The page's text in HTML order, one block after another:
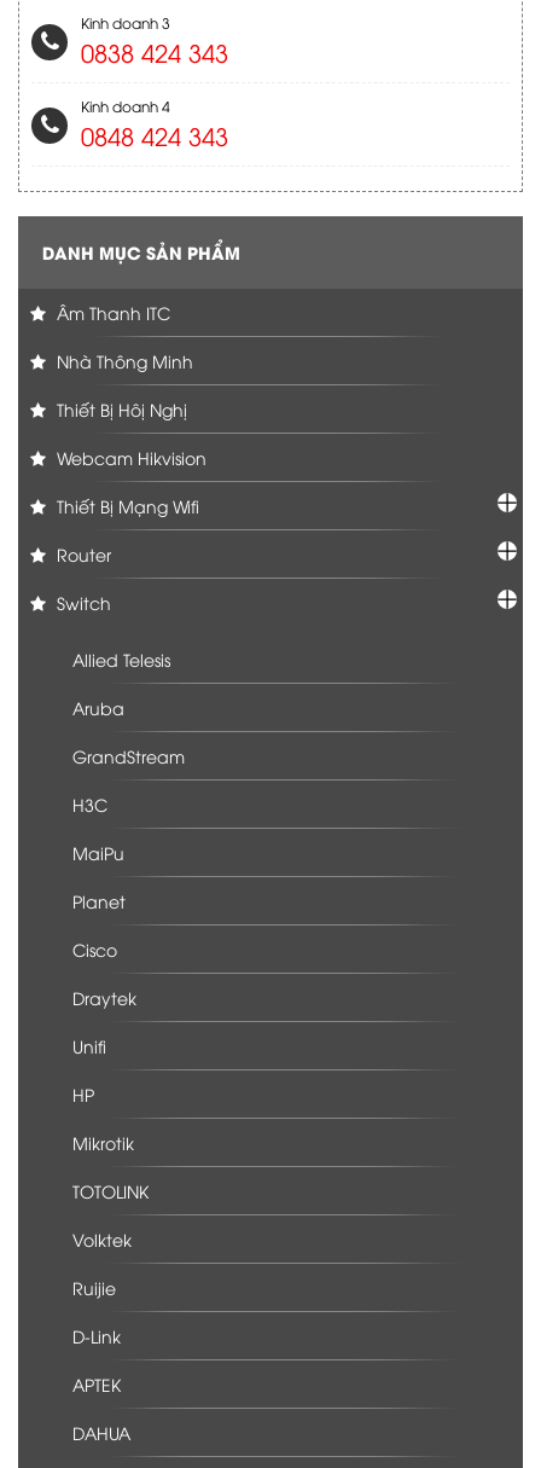
Kinh doanh 3
0838 424 343
Kinh doanh 4
0848 424 343
DANH MỤC SẢN PHẨM
Âm Thanh ITC
Nhà Thông Minh
Thiết Bị Hôị Nghị
Webcam Hikvision
Thiết Bị Mạng Wifi
Router
Switch
Allied Telesis
Aruba
GrandStream
H3C
MaiPu
Planet
Cisco
Draytek
Unifi
HP
Mikrotik
TOTOLINK
Volktek
Ruijie
D-Link
APTEK
DAHUA